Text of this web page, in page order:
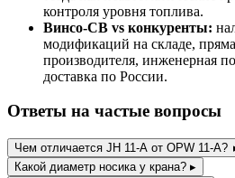
контроля уровня топлива.
Винсо-СВ vs конкуренты:
модификаций на складе,
производителя, инженерная
доставка по России.
Ответы на частые вопросы
Чем отличается JH 11-A от OPW 11-A?
Какой диаметр носика у крана? ▸